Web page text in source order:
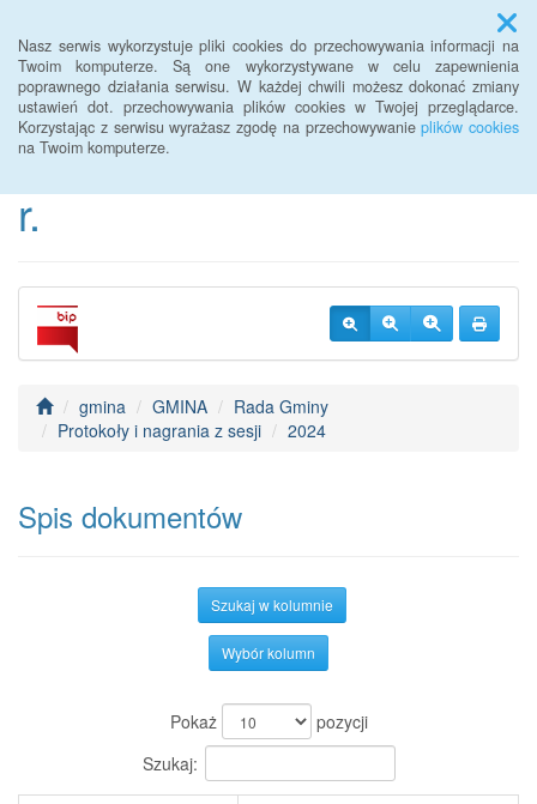
Nasz serwis wykorzystuje pliki cookies do przechowywania informacji na
Twoim komputerze. Są one wykorzystywane w celu zapewnienia
poprawnego działania serwisu. W każdej chwili możesz dokonać zmiany
ustawień dot. przechowywania plików cookies w Twojej przeglądarce.
Korzystając z serwisu wyrażasz zgodę na przechowywanieplików cookies
na Twoim komputerze.
Menu
BIP Urzędu Gminy
Janowice Wielkie od 2022
r.
gmina GMINA
Rada Gminy
Protokoły i nagrania z sesji
2024
Spis dokumentów
Szukaj w kolumnie
Wybór kolumn
Pokaż
pozycji
Szukaj: